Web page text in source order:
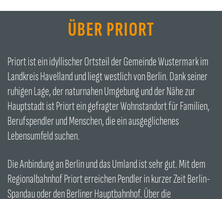
ÜBER PRIORT
Priort ist ein idyllischer Ortsteil der Gemeinde Wustermark im
Landkreis Havelland und liegt westlich von Berlin. Dank seiner
ruhigen Lage, der naturnahen Umgebung und der Nähe zur
Hauptstadt ist Priort ein gefragter Wohnstandort für Familien,
Berufspendler und Menschen, die ein ausgeglichenes
Lebensumfeld suchen.
Die Anbindung an Berlin und das Umland ist sehr gut. Mit dem
Regionalbahnhof Priort erreichen Pendler in kurzer Zeit Berlin-
Spandau oder den Berliner Hauptbahnhof. Über die